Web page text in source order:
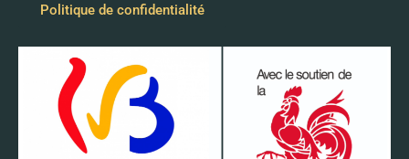
Politique de confidentialité